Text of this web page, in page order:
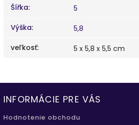
Šířka:
5
Výška:
5,8
veľkosť: 5 x 5,8 x 5,5 cm
INFORMÁCIE PRE VÁS
Hodnotenie obchodu